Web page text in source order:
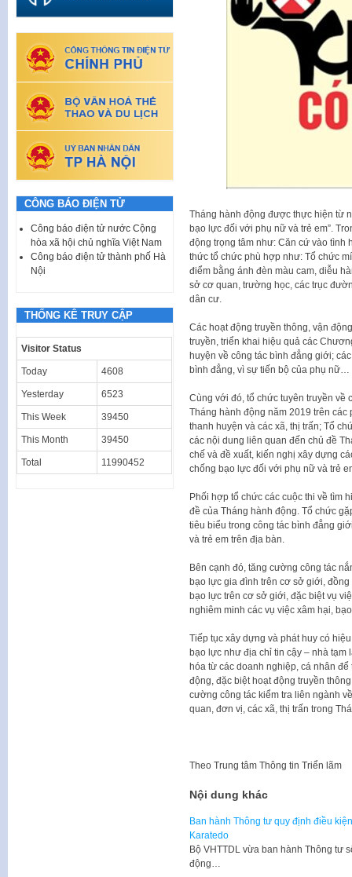
Tháng hành động được thực hiện từ
bạo lực đối với phụ nữ và trẻ em”.
động trọng tâm như: Căn cứ vào
thức tổ chức phù hợp như: Tổ chức
điểm bằng ánh đèn màu cam, diễu
sở cơ quan, trường học, các trục
dân cư.
Các hoạt động truyền thông, vận
truyền, triển khai hiệu quả các
huyện về công tác bình đẳng giới;
bình đẳng, vì sự tiến bộ của phụ nữ…
Cùng với đó, tổ chức tuyên truyền về
Tháng hành động năm 2019 trên
thanh huyện và các xã, thị trấn; Tổ
các nội dung liên quan đến chủ đề
chế và đề xuất, kiến nghị xây dựng
chống bạo lực đối với phụ nữ và trẻ
Phối hợp tổ chức các cuộc thi về tìm
đề của Tháng hành động. Tổ chức
tiêu biểu trong công tác bình đẳng
và trẻ em trên địa bàn.
Bên cạnh đó, tăng cường công tác
bạo lực gia đình trên cơ sở giới,
bạo lực trên cơ sở giới, đặc biệt vụ
nghiêm minh các vụ việc xâm hại,
Tiếp tục xây dựng và phát huy có
bạo lực như địa chỉ tin cậy – nhà
hóa từ các doanh nghiệp, cá nhân
động, đặc biệt hoạt động truyền
cường công tác kiểm tra liên ngành
quan, đơn vị, các xã, thị trấn trong
Theo Trung tâm Thông tin Triển lãm
Nội dung khác
Ban hành Thông tư quy định điều
Karatedo
Bộ VHTTDL vừa ban hành Thông tư
động…
CÔNG BÁO ĐIỆN TỬ
Công báo điện tử nước Cộng
hòa xã hội chủ nghĩa Việt Nam
Công báo điện tử thành phố Hà
Nội
THỐNG KÊ TRUY CẬP
Visitor Status
Today 4608
Yesterday 6523
This Week 39450
This Month 39450
Total 11990452